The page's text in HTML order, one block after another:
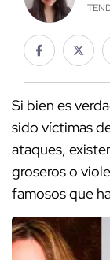
Si bien es
sido víctimas
ataques,
groseros o
famosos que